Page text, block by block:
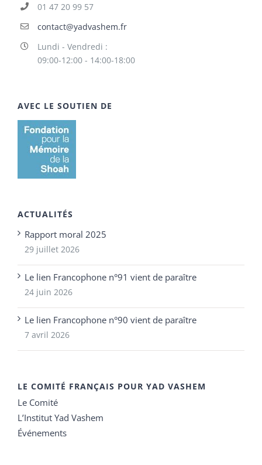
01 47 20 99 57
contact@yadvashem.fr
Lundi - Vendredi :
09:00-12:00 - 14:00-18:00
AVEC LE SOUTIEN DE
ACTUALITÉS
Rapport moral 2025
29 juillet 2026
Le lien Francophone n°91 vient de paraître
24 juin 2026
Le lien Francophone n°90 vient de paraître
7 avril 2026
LE COMITÉ FRANÇAIS POUR YAD VASHEM
Le Comité
L’Institut Yad Vashem
Événements